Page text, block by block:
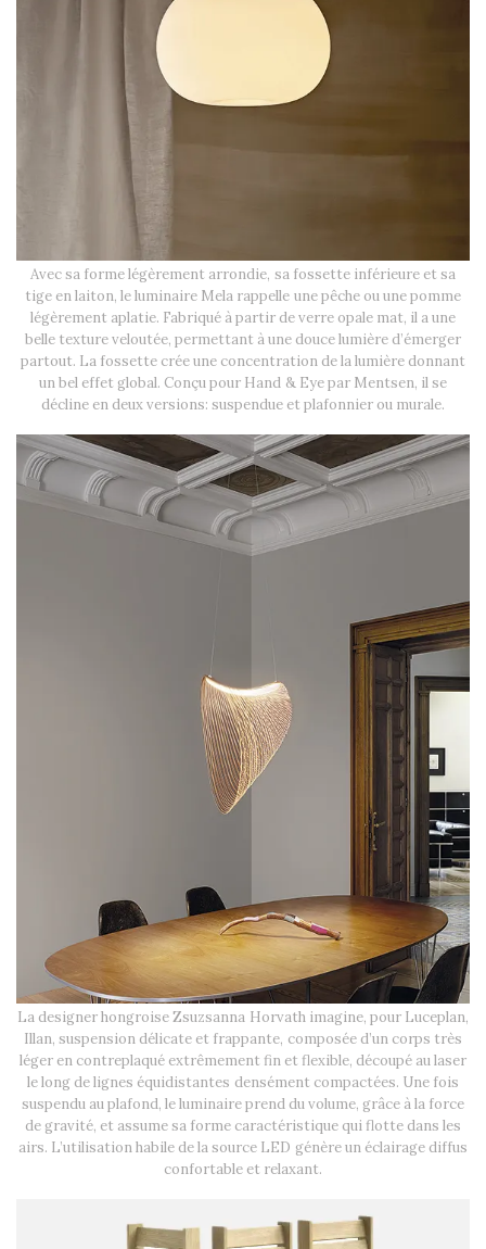
Avec sa forme légèrement arrondie, sa fossette inférieure et sa
tige en laiton, le luminaire Mela rappelle une pêche ou une pomme
légèrement aplatie. Fabriqué à partir de verre opale mat, il a une
belle texture veloutée, permettant à une douce lumière d’émerger
partout. La fossette crée une concentration de la lumière donnant
un bel effet global. Conçu pour Hand & Eye par Mentsen, il se
décline en deux versions: suspendue et plafonnier ou murale.
La designer hongroise Zsuzsanna Horvath imagine, pour Luceplan,
Illan, suspension délicate et frappante, composée d’un corps très
léger en contreplaqué extrêmement fin et flexible, découpé au laser
le long de lignes équidistantes densément compactées. Une fois
suspendu au plafond, le luminaire prend du volume, grâce à la force
de gravité, et assume sa forme caractéristique qui flotte dans les
airs. L’utilisation habile de la source LED génère un éclairage diffus
confortable et relaxant.